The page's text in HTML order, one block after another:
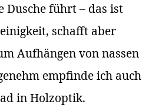
Dusche führt – das ist
schafft aber
Aufhängen von nassen
empfinde ich auch
in Holzoptik.